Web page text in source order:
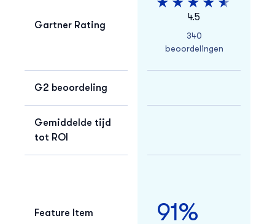
Gartner Rating
4.5
340
beoordelingen
G2 beoordeling
Gemiddelde tijd
tot ROI
Feature Item 91%